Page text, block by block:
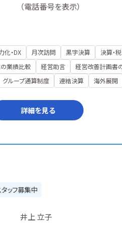
（電話番号を表示）
化・DX 月次訪問 黒字決算 決算・
業績比較 経営助言 経営改善計画書
グループ通算制度 連結決算 海外展開
詳細を見る
ッフ募集中
井上 立子